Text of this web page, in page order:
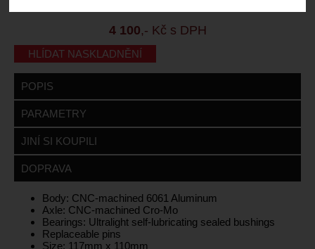
4 100,- Kč s DPH
HLÍDAT NASKLADNĚNÍ
POPIS
PARAMETRY
JINÍ SI KOUPILI
DOPRAVA
Body: CNC-machined 6061 Aluminum
Axle: CNC-machined Cro-Mo
Bearings: Ultralight self-lubricating sealed bushings
Replaceable pins
Size: 117mm x 110mm